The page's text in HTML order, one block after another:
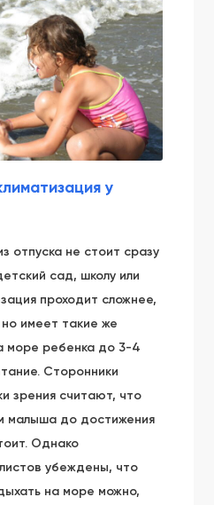
у
отпуска не стоит сразу
сад, школу или
проходит сложнее,
имеет такие же
море ребенка до 3-4
Сторонники
зрения считают, что
малыша до достижения
Однако
убеждены, что
на море можно,